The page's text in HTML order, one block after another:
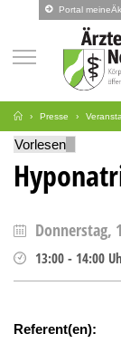
Portal
Presse
Vorlesen
Donnerstag,
13:00 - 14:00
Referent(en):